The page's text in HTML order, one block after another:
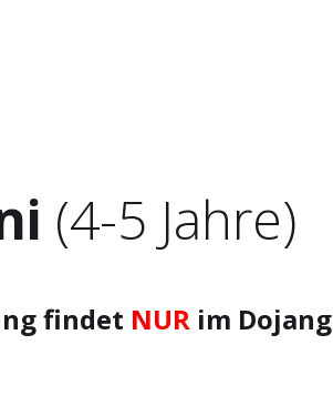
(4-5 Jahre)
findet NUR im Dojang